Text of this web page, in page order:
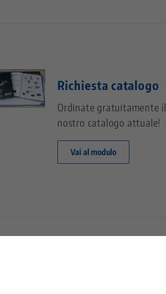
Richiesta catalogo
Ordinate gratuitamente il
nostro catalogo attuale!
Vai al modulo